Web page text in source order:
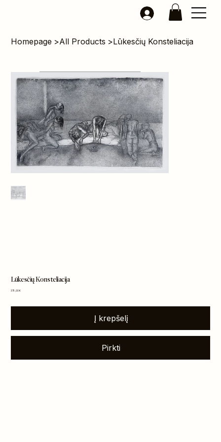
Homepage >All Products >Lūkesčių Konsteliacija
Lūkesčių Konsteliacija
Kaina
375,00 €
Į krepšelį
Pirkti